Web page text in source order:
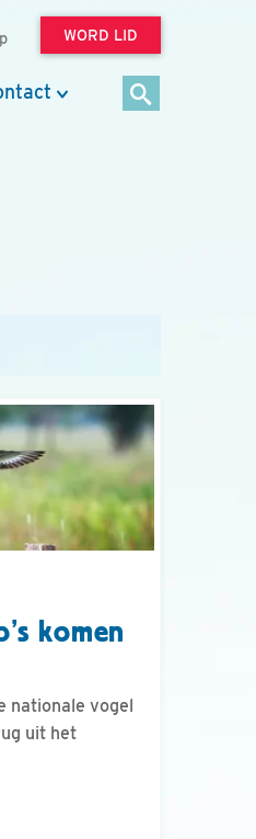
WORD LID
komen
nationale vogel
uit het